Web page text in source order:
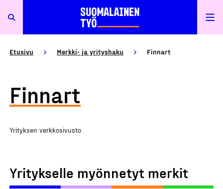
Etusivu Merkki- ja yrityshaku Finnart
Finnart
Yrityksen verkkosivusto
Yritykselle myönnetyt merkit